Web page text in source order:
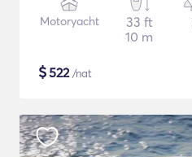
Motoryacht
33 ft
10 m
$522/nat